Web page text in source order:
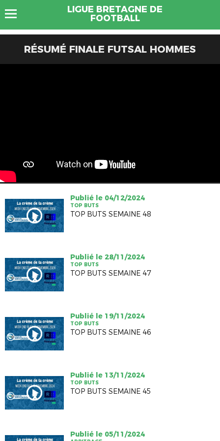
LIGUE BRETAGNE DE
FOOTBALL
RÉSUMÉ FINALE FUTSAL HOMMES
Publié le 04/12/2024
TOP BUTS
TOP BUTS SEMAINE 48
Publié le 28/11/2024
TOP BUTS
TOP BUTS SEMAINE 47
Publié le 19/11/2024
TOP BUTS
TOP BUTS SEMAINE 46
Publié le 13/11/2024
TOP BUTS
TOP BUTS SEMAINE 45
Publié le 05/11/2024